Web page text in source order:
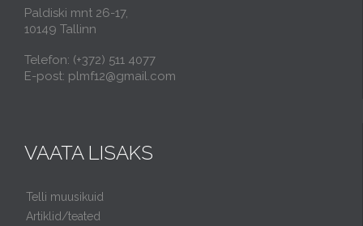
Paldiski mnt 26-17,
10149 Tallinn
Telefon: (+372) 511 4077
E-post: plmf12@gmail.com
VAATA LISAKS
Telli muusikuid
Artiklid/teated